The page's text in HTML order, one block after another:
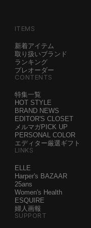
ITEMS
新着アイテム
取り扱いブランド
ランキング
プレオーダー
CONTENTS
特集一覧
HOT STYLE
BRAND NEWS
EDITOR'S CLOSET
メルマガPICK UP
PERSONAL COLOR
エディター厳選ギフト
LINKS
ELLE
Harper's BAZAAR
25ans
Women's Health
ESQUIRE
婦人画報
SUPPORT